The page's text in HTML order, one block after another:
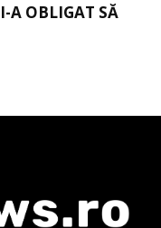
A OBLIGAT SĂ